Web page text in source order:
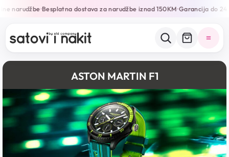
narudžbe•Besplatna dostava za narudžbe iznad 150KM•Garancija do 24
ASTON MARTIN F1